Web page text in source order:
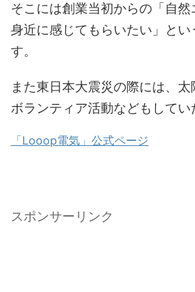
そこには創業当初からの「自然
身近に感じてもらいたい」と
す。
また東日本大震災の際には、
ボランティア活動などもしてい
「Looop電気」公式ページ
スポンサーリンク